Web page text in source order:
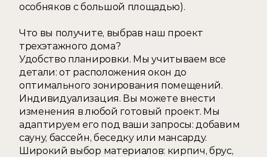
особняков с большой площадью).
Что вы получите, выбрав наш проект
трехэтажного дома?
Удобство планировки. Мы учитываем все
детали: от расположения окон до
оптимального зонирования помещений.
Индивидуализация. Вы можете внести
изменения в любой готовый проект. Мы
адаптируем его под ваши запросы: добавим
сауну, бассейн, беседку или мансарду.
Широкий выбор материалов: кирпич, брус,